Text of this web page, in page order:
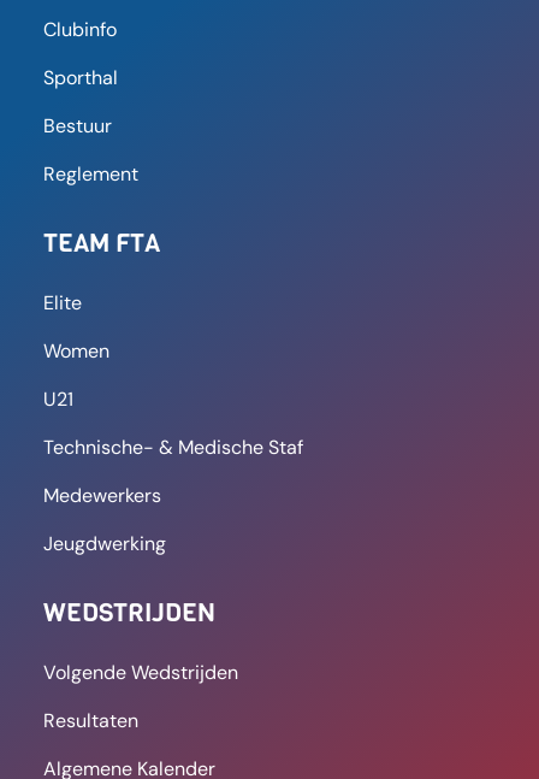
Clubinfo
Sporthal
Bestuur
Reglement
TEAM FTA
Elite
Women
U21
Technische- & Medische Staf
Medewerkers
Jeugdwerking
WEDSTRIJDEN
Volgende Wedstrijden
Resultaten
Algemene Kalender